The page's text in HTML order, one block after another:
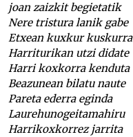
joan zaizkit begietatik
Nere tristura lanik gabe
Etxean kuxkur kuskurra
Harriturikan utzi didate
Harri koxkorra kenduta
Beazunean bilatu naute
Pareta ederra eginda
Laurehunogeitamahiru
Harrikoxkorrez jarrita